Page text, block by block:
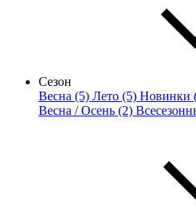
Сезон
Весна (5) Лето (5) Новинки
Весна / Осень (2)